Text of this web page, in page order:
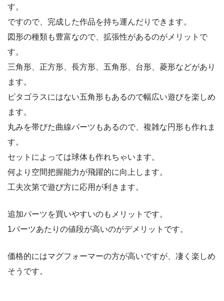
す。
ですので、完成した作品を持ち運んだりできます。
図形の種類も豊富なので、拡張性があるのがメリットで
す。
三角形、正方形、長方形、五角形、台形、菱形などがあり
ます。
ピタゴラスにはない五角形もあるので幅広い遊びを楽しめ
ます。
丸みを帯びた曲線パーツもあるので、複雑な円形も作れま
す。
セットによっては球体も作れちゃいます。
何より空間把握能力が飛躍的に向上します。
工夫次第で遊び方に応用が利きます。
追加パーツを買いやすいのもメリットです。
1パーツあたりの値段が高いのがデメリットです。
価格的にはマグフォーマーの方が高いですが、凄く楽しめ
そうです。